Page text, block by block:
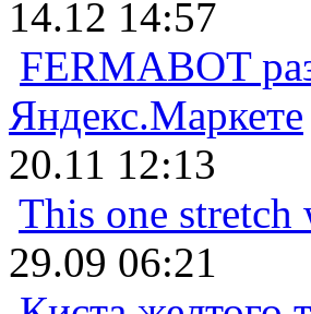
14.12 14:57
FERMABOT
Яндекс.Маркете
20.11 12:13
This one
29.09 06:21